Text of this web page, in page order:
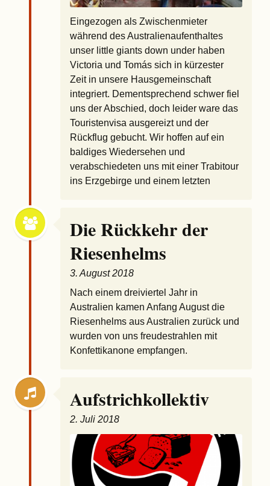
Eingezogen als Zwischenmieter
während des Australienaufenthaltes
unser little giants down under haben
Victoria und Tomás sich in kürzester
Zeit in unsere Hausgemeinschaft
integriert. Dementsprechend schwer fiel
uns der Abschied, doch leider ware das
Touristenvisa ausgereizt und der
Rückflug gebucht. Wir hoffen auf ein
baldiges Wiedersehen und
verabschiedeten uns mit einer Trabitour
ins Erzgebirge und einem letzten
Die Rückkehr der
Riesenhelms
3. August 2018
Nach einem dreiviertel Jahr in
Australien kamen Anfang August die
Riesenhelms aus Australien zurück und
wurden von uns freudestrahlen mit
Konfettikanone empfangen.
Aufstrichkollektiv
2. Juli 2018